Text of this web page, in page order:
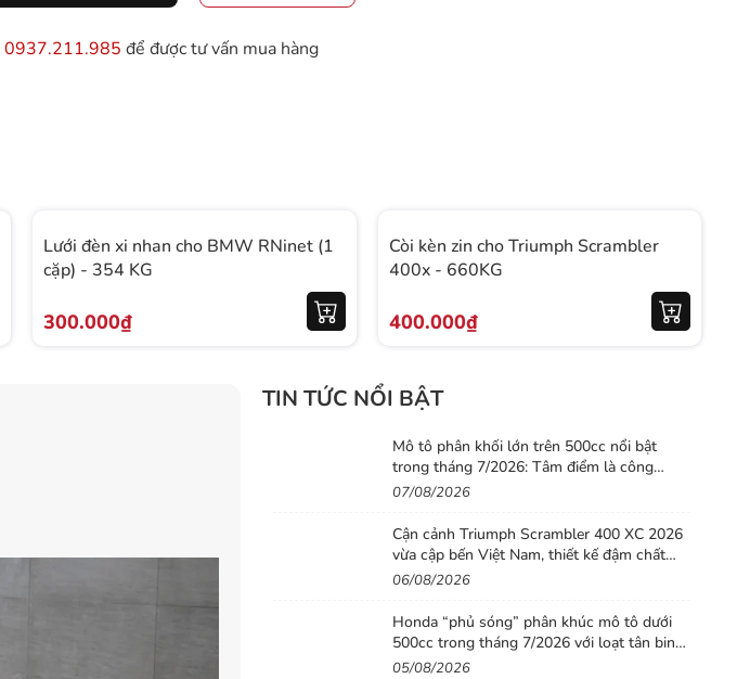
0937.211.985 để được tư vấn mua hàng
Lưới đèn xi nhan cho BMW RNinet (1
cặp) - 354 KG
300.000₫
Còi kèn zin cho Triumph Scrambler
400x - 660KG
400.000₫
TIN TỨC NỔI BẬT
Mô tô phân khối lớn trên 500cc nổi bật
trong tháng 7/2026: Tâm điểm là công
nghệ, phiên bản giới hạn và những cấu hình
07/08/2026
Cận cảnh Triumph Scrambler 400 XC 2026
vừa cập bến Việt Nam, thiết kế đậm chất
phiêu lưu cùng mức giá dễ tiếp cận
06/08/2026
Honda “phủ sóng” phân khúc mô tô dưới
500cc trong tháng 7/2026 với loạt tân binh
đáng chú ý
05/08/2026